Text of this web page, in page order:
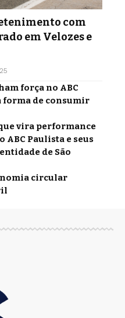
com
em Velozes e
força no ABC
forma de consumir
vira performance
Paulista e seus
de São
circular